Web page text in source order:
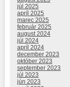
júl 2025
apríl 2025
marec 2025
február 2025
august 2024
júl 2024
apríl 2024
december 2023
október 2023
september 2023
júl 2023
jún 2023